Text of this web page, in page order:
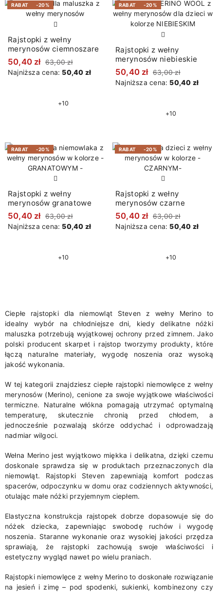
RABAT -20%
Rajstopki z wełny
merynosów ciemnoszare
50,40 zł 63,00 zł
Najniższa cena: 50,40 zł
+10
RABAT -20%
Rajstopki z wełny
merynosów niebieskie
50,40 zł 63,00 zł
Najniższa cena: 50,40 zł
+10
RABAT -20%
Rajstopki z wełny
merynosów granatowe
50,40 zł 63,00 zł
Najniższa cena: 50,40 zł
+10
RABAT -20%
Rajstopki z wełny
merynosów czarne
50,40 zł 63,00 zł
Najniższa cena: 50,40 zł
+10
Ciepłe rajstopki dla niemowląt Steven z wełny Merino to
idealny wybór na chłodniejsze dni, kiedy delikatne nóżki
maluszka potrzebują wyjątkowej ochrony przed zimnem. Jako
polski producent skarpet i rajstop tworzymy produkty, które
łączą naturalne materiały, wygodę noszenia oraz wysoką
jakość wykonania.
W tej kategorii znajdziesz ciepłe rajstopki niemowlęce z wełny
merynosów (Merino), cenione za swoje wyjątkowe właściwości
termiczne. Naturalne włókna pomagają utrzymać optymalną
temperaturę, skutecznie chronią przed chłodem, a
jednocześnie pozwalają skórze oddychać i odprowadzają
nadmiar wilgoci.
Wełna Merino jest wyjątkowo miękka i delikatna, dzięki czemu
doskonale sprawdza się w produktach przeznaczonych dla
niemowląt. Rajstopki Steven zapewniają komfort podczas
spacerów, odpoczynku w domu oraz codziennych aktywności,
otulając małe nóżki przyjemnym ciepłem.
Elastyczna konstrukcja rajstopek dobrze dopasowuje się do
nóżek dziecka, zapewniając swobodę ruchów i wygodę
noszenia. Staranne wykonanie oraz wysokiej jakości przędza
sprawiają, że rajstopki zachowują swoje właściwości i
estetyczny wygląd nawet po wielu praniach.
Rajstopki niemowlęce z wełny Merino to doskonałe rozwiązanie
na jesień i zimę – pod spodenki, sukienki, kombinezony czy